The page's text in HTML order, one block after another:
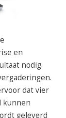
en
nodig
dat vier
kunnen
geleverd